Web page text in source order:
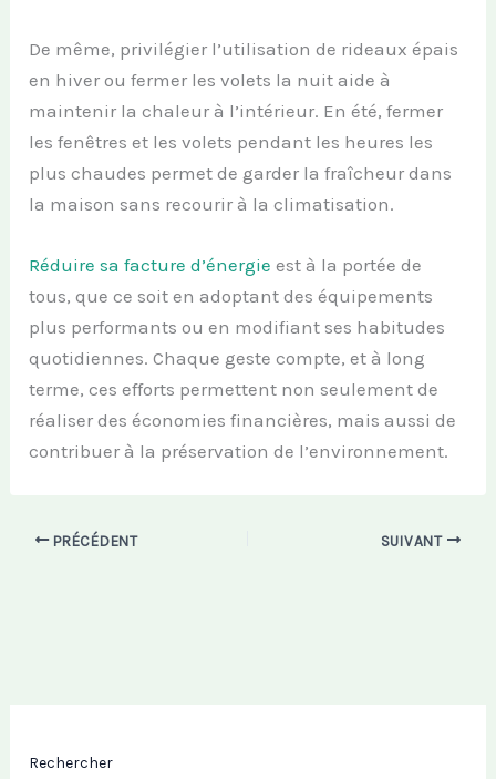
De même, privilégier l’utilisation de rideaux épais
en hiver ou fermer les volets la nuit aide à
maintenir la chaleur à l’intérieur. En été, fermer
les fenêtres et les volets pendant les heures les
plus chaudes permet de garder la fraîcheur dans
la maison sans recourir à la climatisation.
Réduire sa facture d’énergie est à la portée de
tous, que ce soit en adoptant des équipements
plus performants ou en modifiant ses habitudes
quotidiennes. Chaque geste compte, et à long
terme, ces efforts permettent non seulement de
réaliser des économies financières, mais aussi de
contribuer à la préservation de l’environnement.
PRÉCÉDENT SUIVANT
Rechercher